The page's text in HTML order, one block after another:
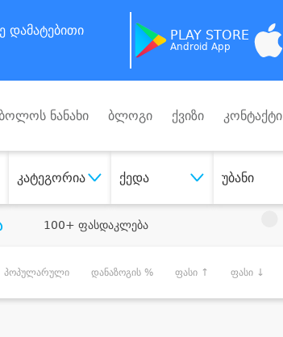
დამატებითი
PLAY STORE
Android App
ნანახი ბლოგი ქვიზი კონტაქტი
კატეგორია ქედა უბანი
100+ ფასდაკლება
პოპულარული დანაზოგის % ფასი ↑ ფასი ↓